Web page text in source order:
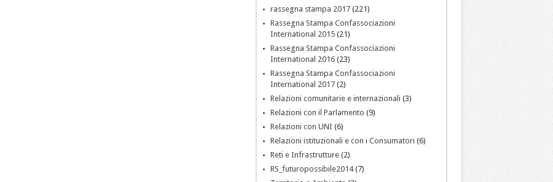
rassegna stampa 2017(221)
Rassegna Stampa Confassociazioni
International 2015(21)
Rassegna Stampa Confassociazioni
International 2016(23)
Rassegna Stampa Confassociazioni
International 2017(2)
Relazioni comunitarie e internazionali (3)
Relazioni con il Parlamento (9)
Relazioni con UNI (6)
Relazioni istituzionali e con i Consumatori (6)
Reti e Infrastrutture(2)
RS_futuropossibile2014(7)